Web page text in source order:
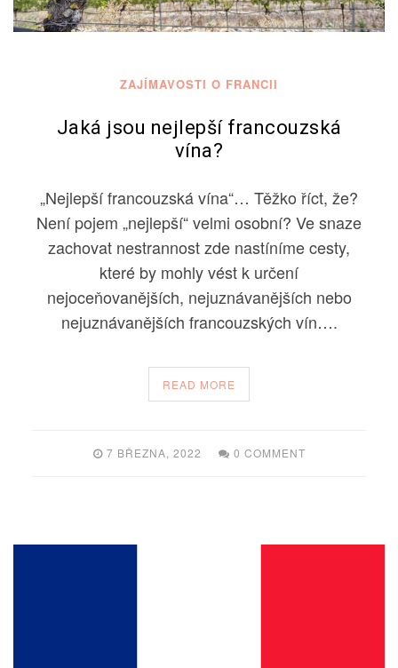
ZAJÍMAVOSTI O FRANCII
Jaká jsou nejlepší francouzská
vína?
„Nejlepší francouzská vína“… Těžko říct, že?
Není pojem „nejlepší“ velmi osobní? Ve snaze
zachovat nestrannost zde nastíníme cesty,
které by mohly vést k určení
nejoceňovanějších, nejuznávanějších nebo
nejuznávanějších francouzských vín….
READ MORE
7 BŘEZNA, 2022 0 COMMENT